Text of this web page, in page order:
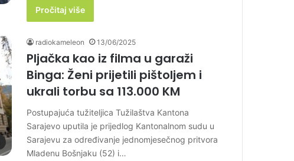
Pročitaj više
radiokameleon 13/06/2025
Pljačka kao iz filma u garaži
Binga: Ženi prijetili pištoljem i
ukrali torbu sa 113.000 KM
Postupajuća tužiteljica Tužilaštva Kantona
Sarajevo uputila je prijedlog Kantonalnom sudu u
Sarajevu za određivanje jednomjesečnog pritvora
Mladenu Bošnjaku (52) i…